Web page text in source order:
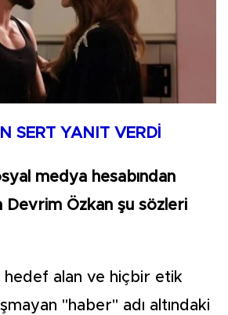
SERT YANIT VERDİ
medya hesabından
Devrim Özkan şu sözleri
hedef alan ve hiçbir etik
''haber'' adı altındaki